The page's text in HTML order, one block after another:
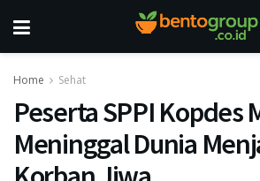
Home Sehat
Peserta SPPI Kopdes
Meninggal Dunia